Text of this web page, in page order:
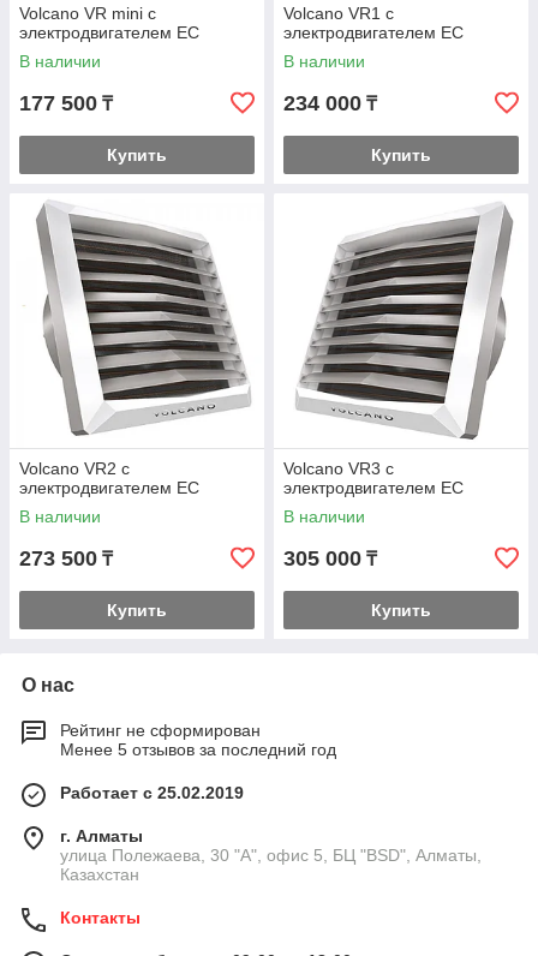
Volcano VR mini с
электродвигателем EC
В наличии
177 500 ₸
Купить
Volcano VR1 с
электродвигателем EC
В наличии
234 000 ₸
Купить
Volcano VR2 с
электродвигателем EC
В наличии
273 500 ₸
Купить
Volcano VR3 с
электродвигателем EC
В наличии
305 000 ₸
Купить
О нас
Рейтинг не сформирован
Менее 5 отзывов за последний год
Работает с 25.02.2019
г. Алматы
улица Полежаева, 30 "А", офис 5, БЦ "BSD", Алматы,
Казахстан
Контакты